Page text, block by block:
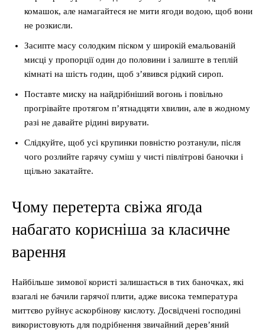
комашок, але намагайтеся не мити ягоди водою, щоб вони
не розкисли.
Засипте масу солодким піском у широкій емальованій
мисці у пропорції один до половини і залиште в теплій
кімнаті на шість годин, щоб з’явився рідкий сироп.
Поставте миску на найдрібніший вогонь і повільно
прогрівайте протягом п’ятнадцяти хвилин, але в жодному
разі не давайте рідині вирувати.
Слідкуйте, щоб усі крупинки повністю розтанули, після
чого розлийте гарячу суміш у чисті півлітрові баночки і
щільно закатайте.
Чому перетерта свіжа ягода
набагато корисніша за класичне
варення
Найбільше зимової користі залишається в тих баночках, які
взагалі не бачили гарячої плити, адже висока температура
миттєво руйнує аскорбінову кислоту. Досвідчені господині
використовують для подрібнення звичайний дерев’яний